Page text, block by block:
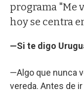
programa "Me
hoy se centra
—Si te digo
—Algo que nunca
vereda. Antes de